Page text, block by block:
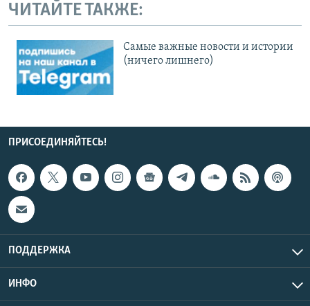
ЧИТАЙТЕ ТАКЖЕ:
Cамые важные новости и истории
(ничего лишнего)
ПРИСОЕДИНЯЙТЕСЬ!
ПОДДЕРЖКА
ИНФО